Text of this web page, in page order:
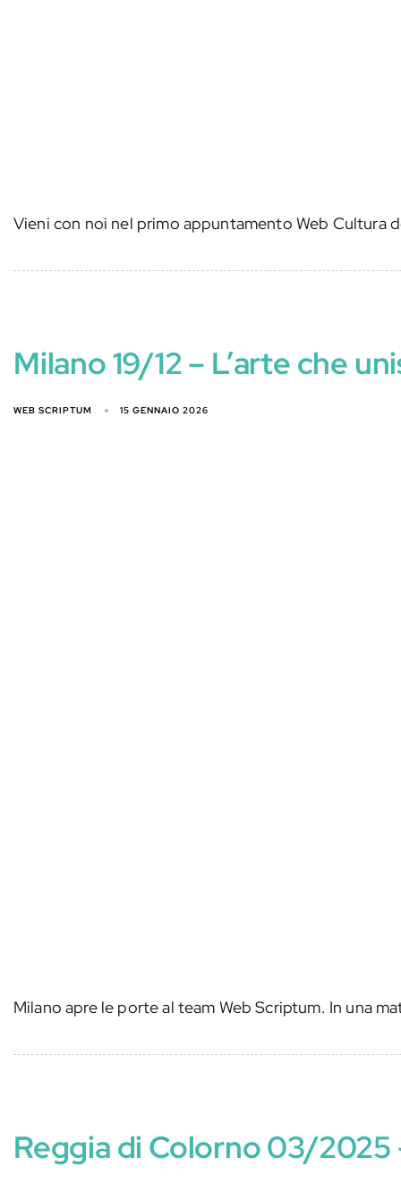
Vieni con noi nel primo appuntamento Web Cultura
Milano 19/12 – L’arte che
WEB SCRIPTUM 15 GENNAIO 2026
Milano apre le porte al team Web Scriptum. In una
Reggia di Colorno 03/2025